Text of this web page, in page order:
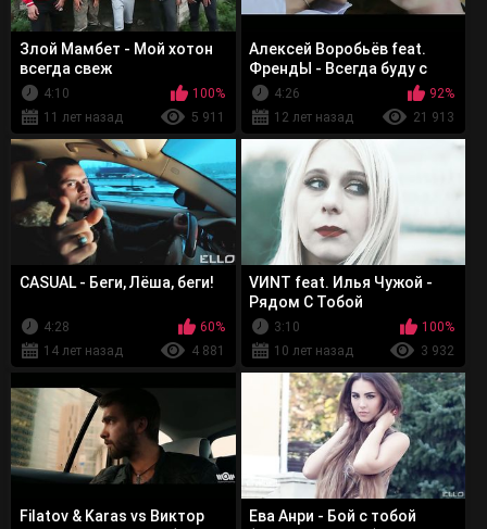
Злой Мамбет - Мой хотон
всегда свеж
4:10
100%
11 лет назад
5 911
Алексей Воробьёв feat.
ФрендЫ - Всегда буду с
тобой
4:26
92%
12 лет назад
21 913
CASUAL - Беги, Лёша, беги!
4:28
60%
14 лет назад
4 881
VИNT feat. Илья Чужой -
Рядом С Тобой
3:10
100%
10 лет назад
3 932
Filatov & Karas vs Виктор
Ева Анри - Бой с тобой